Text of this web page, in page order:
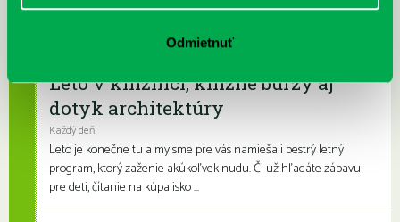
Odmietnuť
letnými aktivitami a zábavou. Na našich detských a rodinných
Leto v knižnici, knižné burzy aj
dotyk architektúry
Každý deň
Leto je konečne tu a my sme pre vás namiešali pestrý letný
program, ktorý zaženie akúkoľvek nudu. Či už hľadáte zábavu
pre deti, čítanie na kúpalisko ...